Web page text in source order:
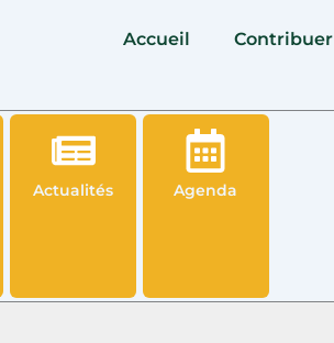
Accueil Contribuer
Actualités Agenda